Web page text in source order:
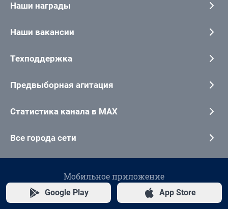
Наши награды
Наши вакансии
Техподдержка
Предвыборная агитация
Статистика канала в MAX
Все города сети
Мобильное приложение
Google Play App Store